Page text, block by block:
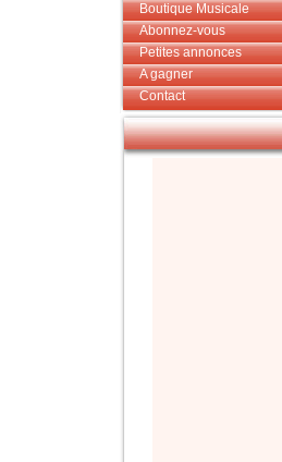
Boutique Musicale
Abonnez-vous
Petites annonces
A gagner
Contact